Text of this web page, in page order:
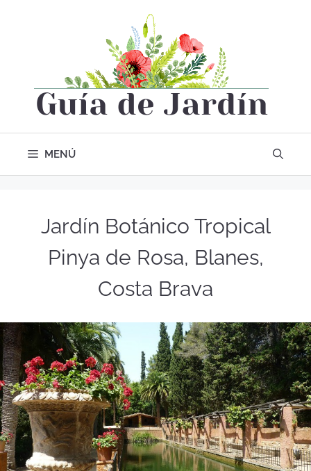
MENÚ
Jardín Botánico Tropical
Pinya de Rosa, Blanes,
Costa Brava